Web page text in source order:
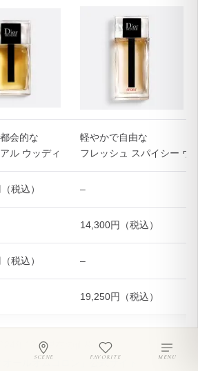
SCENE FAVORITE MENU
会的な
ル ウッディ
軽やかで自由な
フレッシュ スパイシー ウ
税込） –
14,300円（税込）
税込） –
19,250円（税込）
年12月現在の価格